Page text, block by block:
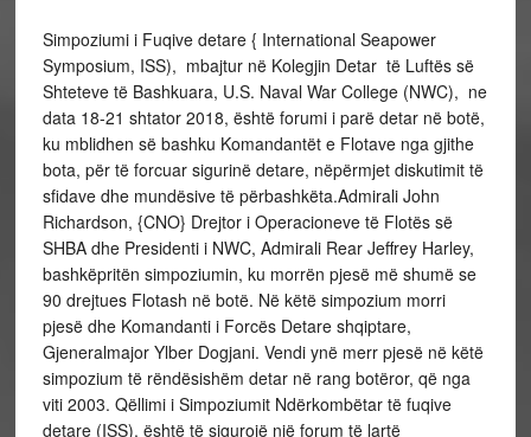
Simpoziumi i Fuqive detare { International Seapower
Symposium, ISS), mbajtur në Kolegjin Detar të Luftës së
Shteteve të Bashkuara, U.S. Naval War College (NWC), ne
data 18-21 shtator 2018, është forumi i parë detar në botë,
ku mblidhen së bashku Komandantët e Flotave nga gjithe
bota, për të forcuar sigurinë detare, nëpërmjet diskutimit të
sfidave dhe mundësive të përbashkëta.Admirali John
Richardson, {CNO} Drejtor i Operacioneve të Flotës së
SHBA dhe Presidenti i NWC, Admirali Rear Jeffrey Harley,
bashkëpritën simpoziumin, ku morrën pjesë më shumë se
90 drejtues Flotash në botë. Në këtë simpozium morri
pjesë dhe Komandanti i Forcës Detare shqiptare,
Gjeneralmajor Ylber Dogjani. Vendi ynë merr pjesë në këtë
simpozium të rëndësishëm detar në rang botëror, që nga
viti 2003. Qëllimi i Simpoziumit Ndërkombëtar të fuqive
detare (ISS), është të sigurojë një forum të lartë